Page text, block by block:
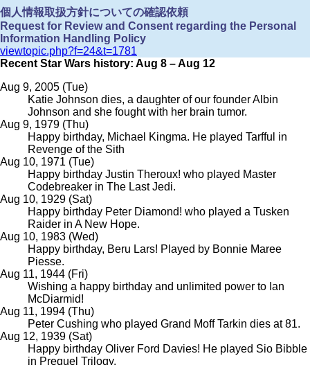
個人情報取扱方針についての確認依頼
Request for Review and Consent regarding the Personal
Information Handling Policy
viewtopic.php?f=24&t=1781
Recent Star Wars history: Aug 8 – Aug 12
Aug 9, 2005 (Tue)
Katie Johnson dies, a daughter of our founder Albin
Johnson and she fought with her brain tumor.
Aug 9, 1979 (Thu)
Happy birthday, Michael Kingma. He played Tarfful in
Revenge of the Sith
Aug 10, 1971 (Tue)
Happy birthday Justin Theroux! who played Master
Codebreaker in The Last Jedi.
Aug 10, 1929 (Sat)
Happy birthday Peter Diamond! who played a Tusken
Raider in A New Hope.
Aug 10, 1983 (Wed)
Happy birthday, Beru Lars! Played by Bonnie Maree
Piesse.
Aug 11, 1944 (Fri)
Wishing a happy birthday and unlimited power to Ian
McDiarmid!
Aug 11, 1994 (Thu)
Peter Cushing who played Grand Moff Tarkin dies at 81.
Aug 12, 1939 (Sat)
Happy birthday Oliver Ford Davies! He played Sio Bibble
in Prequel Trilogy.